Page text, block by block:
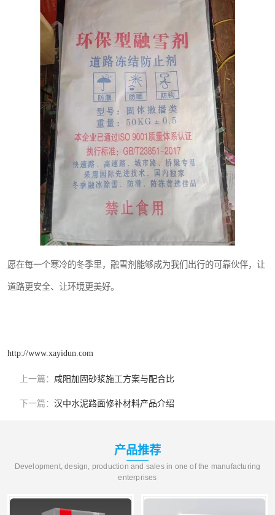
愿在每一个寒冷的冬季里，融雪剂能够成为我们出行的可靠伙伴，让
道路更安全、让环境更美好。
http://www.xayidun.com
上一篇： 咸阳加固砂浆施工方案与配合比
下一篇： 汉中水泥路面修补材料产品介绍
产品推荐
Development, design, production and sales in one of the manufacturing
enterprises